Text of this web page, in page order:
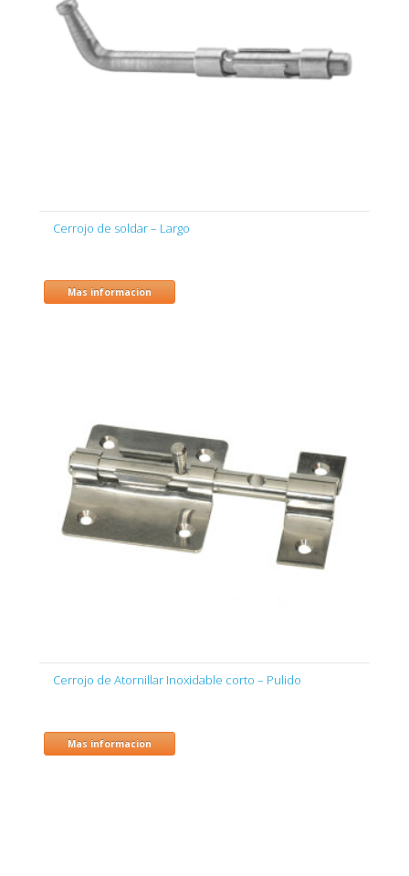
Cerrojo de soldar – Largo
Mas informacion
Cerrojo de Atornillar Inoxidable corto – Pulido
Mas informacion